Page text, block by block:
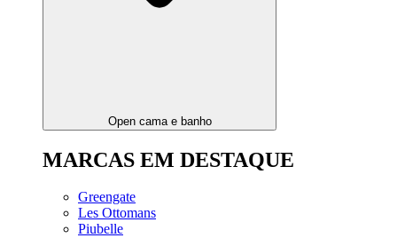
Open cama e banho
MARCAS EM DESTAQUE
Greengate
Les Ottomans
Piubelle